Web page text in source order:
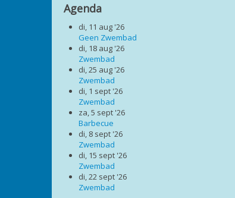
Agenda
di, 11 aug '26
Geen Zwembad
di, 18 aug '26
Zwembad
di, 25 aug '26
Zwembad
di, 1 sept '26
Zwembad
za, 5 sept '26
Barbecue
di, 8 sept '26
Zwembad
di, 15 sept '26
Zwembad
di, 22 sept '26
Zwembad